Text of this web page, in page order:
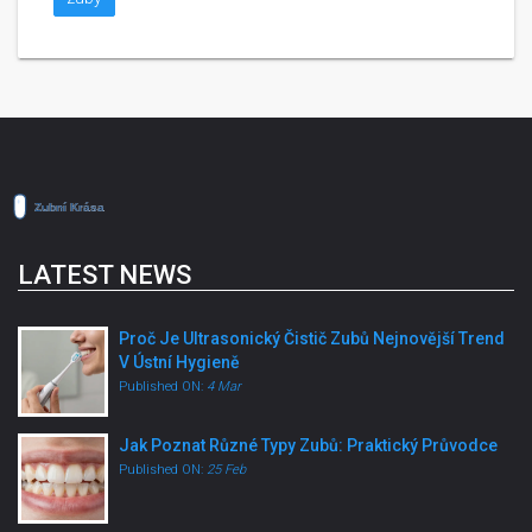
LATEST NEWS
Proč Je Ultrasonický Čistič Zubů Nejnovější Trend
V Ústní Hygieně
Published ON: 4 Mar
Jak Poznat Různé Typy Zubů: Praktický Průvodce
Published ON: 25 Feb